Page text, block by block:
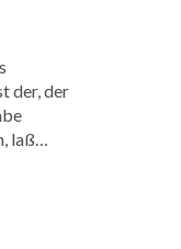
von
er
hat
der, der
laß